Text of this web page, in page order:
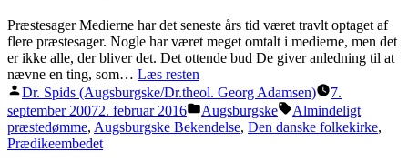
sagen
Præstesager Medierne har det seneste års tid været travlt optaget af
flere præstesager. Nogle har været meget omtalt i medierne, men det
er ikke alle, der bliver det. Det ottende bud De giver anledning til at
nævne en ting, som… Læs resten
Posted
by
Dr. Spids (Augsburgske/Dr.theol. Georg Adamsen)
7.
september 20072. februar 2016
Posted
in
Augsburgske Tags:
Almindeligt
præstedømme, Augsburgske Bekendelse, Den danske folkekirke,
Prædikeembedet